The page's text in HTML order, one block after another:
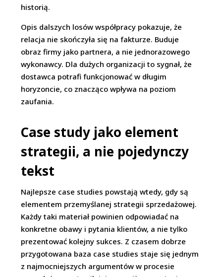
historią.
Opis dalszych losów współpracy pokazuje, że
relacja nie skończyła się na fakturze. Buduje
obraz firmy jako partnera, a nie jednorazowego
wykonawcy. Dla dużych organizacji to sygnał, że
dostawca potrafi funkcjonować w długim
horyzoncie, co znacząco wpływa na poziom
zaufania.
Case study jako element
strategii, a nie pojedynczy
tekst
Najlepsze case studies powstają wtedy, gdy są
elementem przemyślanej strategii sprzedażowej.
Każdy taki materiał powinien odpowiadać na
konkretne obawy i pytania klientów, a nie tylko
prezentować kolejny sukces. Z czasem dobrze
przygotowana baza case studies staje się jednym
z najmocniejszych argumentów w procesie